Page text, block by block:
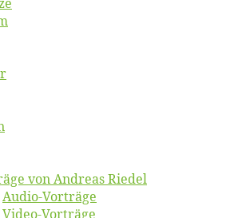
von An­dre­as Riedel
Au­dio-Vor­trä­ge
Vi­deo-Vor­trä­ge